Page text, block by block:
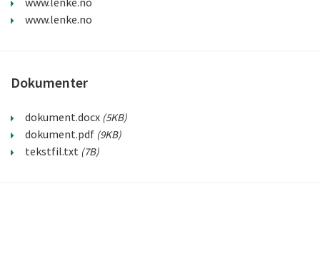
www.lenke.no
Dokumenter
dokument.docx (5KB)
dokument.pdf (9KB)
tekstfil.txt (7B)